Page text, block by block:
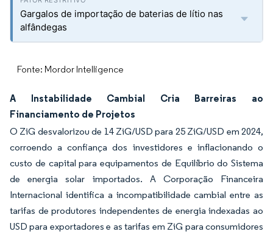
Gargalos de importação de baterias de lítio nas
alfândegas
Fonte: Mordor Intelligence
A Instabilidade Cambial Cria Barreiras ao
Financiamento de Projetos
O ZiG desvalorizou de 14 ZiG/USD para 25 ZiG/USD em 2024,
corroendo a confiança dos investidores e inflacionando o
custo de capital para equipamentos de Equilíbrio do Sistema
de energia solar importados. A Corporação Financeira
Internacional identifica a incompatibilidade cambial entre as
tarifas de produtores independentes de energia indexadas ao
USD para exportadores e as tarifas em ZiG para consumidores